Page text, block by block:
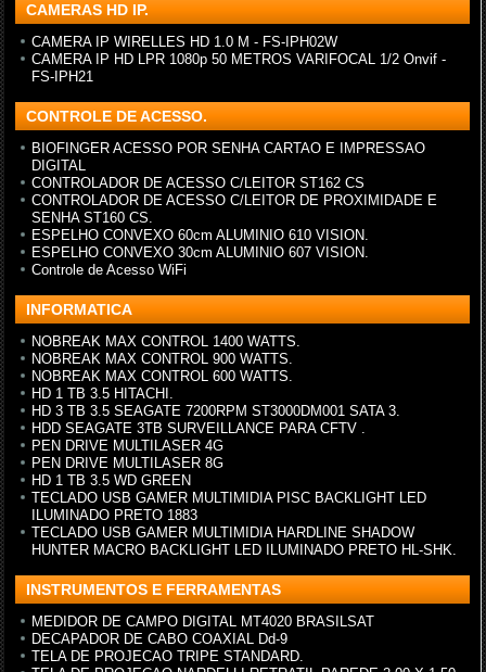
CAMERAS HD IP.
CAMERA IP WIRELLES HD 1.0 M - FS-IPH02W
CAMERA IP HD LPR 1080p 50 METROS VARIFOCAL 1/2 Onvif -
FS-IPH21
CONTROLE DE ACESSO.
BIOFINGER ACESSO POR SENHA CARTAO E IMPRESSAO
DIGITAL
CONTROLADOR DE ACESSO C/LEITOR ST162 CS
CONTROLADOR DE ACESSO C/LEITOR DE PROXIMIDADE E
SENHA ST160 CS.
ESPELHO CONVEXO 60cm ALUMINIO 610 VISION.
ESPELHO CONVEXO 30cm ALUMINIO 607 VISION.
Controle de Acesso WiFi
INFORMATICA
NOBREAK MAX CONTROL 1400 WATTS.
NOBREAK MAX CONTROL 900 WATTS.
NOBREAK MAX CONTROL 600 WATTS.
HD 1 TB 3.5 HITACHI.
HD 3 TB 3.5 SEAGATE 7200RPM ST3000DM001 SATA 3.
HDD SEAGATE 3TB SURVEILLANCE PARA CFTV .
PEN DRIVE MULTILASER 4G
PEN DRIVE MULTILASER 8G
HD 1 TB 3.5 WD GREEN
TECLADO USB GAMER MULTIMIDIA PISC BACKLIGHT LED
ILUMINADO PRETO 1883
TECLADO USB GAMER MULTIMIDIA HARDLINE SHADOW
HUNTER MACRO BACKLIGHT LED ILUMINADO PRETO HL-SHK.
INSTRUMENTOS E FERRAMENTAS
MEDIDOR DE CAMPO DIGITAL MT4020 BRASILSAT
DECAPADOR DE CABO COAXIAL Dd-9
TELA DE PROJECAO TRIPE STANDARD.